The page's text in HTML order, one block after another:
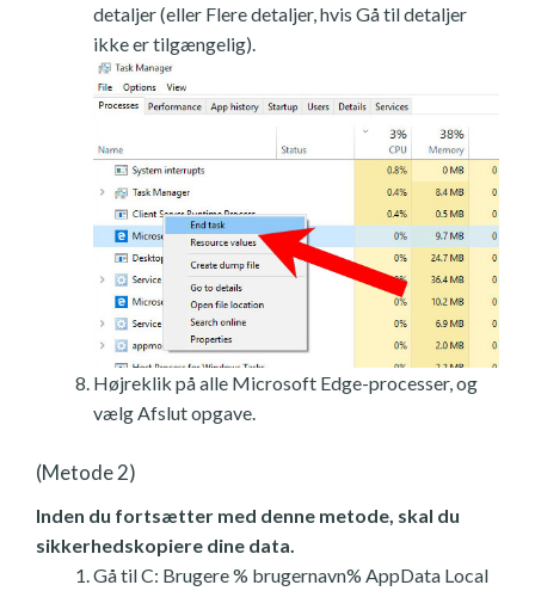
detaljer (eller Flere detaljer, hvis Gå til detaljer
ikke er tilgængelig).
Højreklik på alle Microsoft Edge-processer, og
vælg Afslut opgave.
(Metode 2)
Inden du fortsætter med denne metode, skal du
sikkerhedskopiere dine data.
Gå til C: Brugere % brugernavn% AppData Local